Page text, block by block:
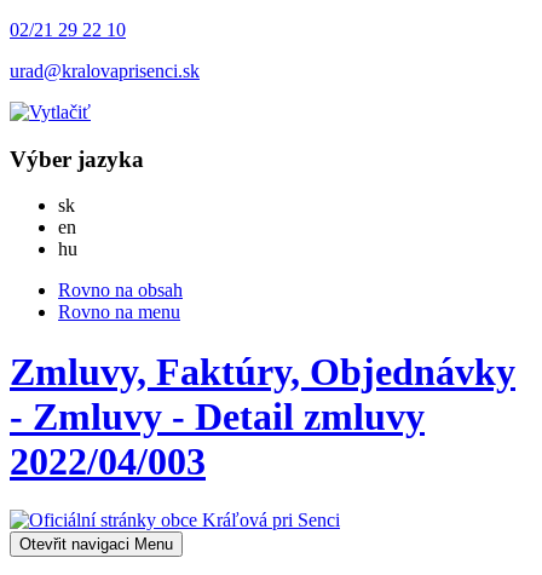
02/21 29 22 10
urad@kralovaprisenci.sk
Výber jazyka
skSlovensky
en
hu
Rovno na obsah
Rovno na menu
Zmluvy, Faktúry, Objednávky
- Zmluvy - Detail zmluvy
2022/04/003
Otevřit navigaci Menu